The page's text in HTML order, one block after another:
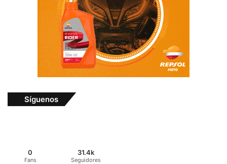
Síguenos
0
Fans
31.4k
Seguidores